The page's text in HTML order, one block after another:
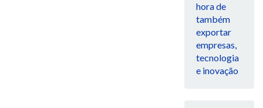
hora de
também
exportar
empresas,
tecnologia
e inovação